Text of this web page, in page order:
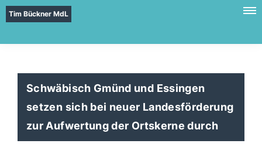
Tim Bückner MdL
Schwäbisch Gmünd und Essingen
setzen sich bei neuer Landesförderung
zur Aufwertung der Ortskerne durch